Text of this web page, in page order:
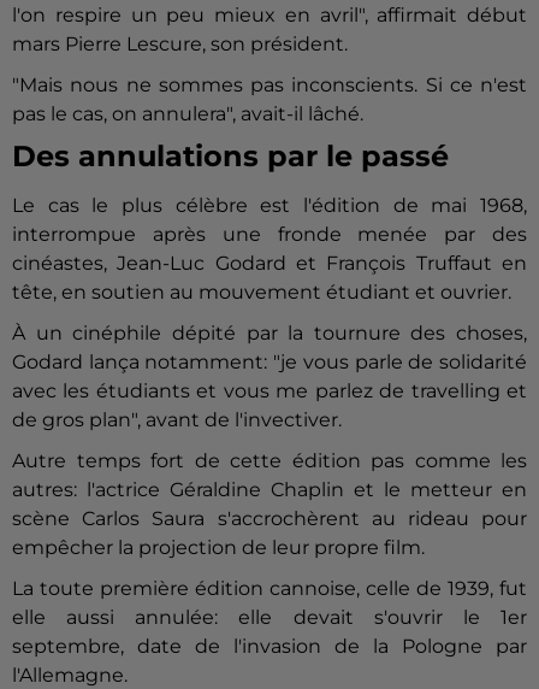
l'on respire un peu mieux en avril", affirmait début
mars Pierre Lescure, son président.
"Mais nous ne sommes pas inconscients. Si ce n'est
pas le cas, on annulera", avait-il lâché.
Des annulations par le passé
Le cas le plus célèbre est l'édition de mai 1968,
interrompue après une fronde menée par des
cinéastes, Jean-Luc Godard et François Truffaut en
tête, en soutien au mouvement étudiant et ouvrier.
À un cinéphile dépité par la tournure des choses,
Godard lança notamment: "je vous parle de solidarité
avec les étudiants et vous me parlez de travelling et
de gros plan", avant de l'invectiver.
Autre temps fort de cette édition pas comme les
autres: l'actrice Géraldine Chaplin et le metteur en
scène Carlos Saura s'accrochèrent au rideau pour
empêcher la projection de leur propre film.
La toute première édition cannoise, celle de 1939, fut
elle aussi annulée: elle devait s'ouvrir le 1er
septembre, date de l'invasion de la Pologne par
l'Allemagne.